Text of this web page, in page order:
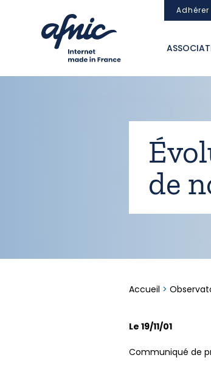
Adhérer
de
Accueil >
Le 19/11/01
Communiqué de